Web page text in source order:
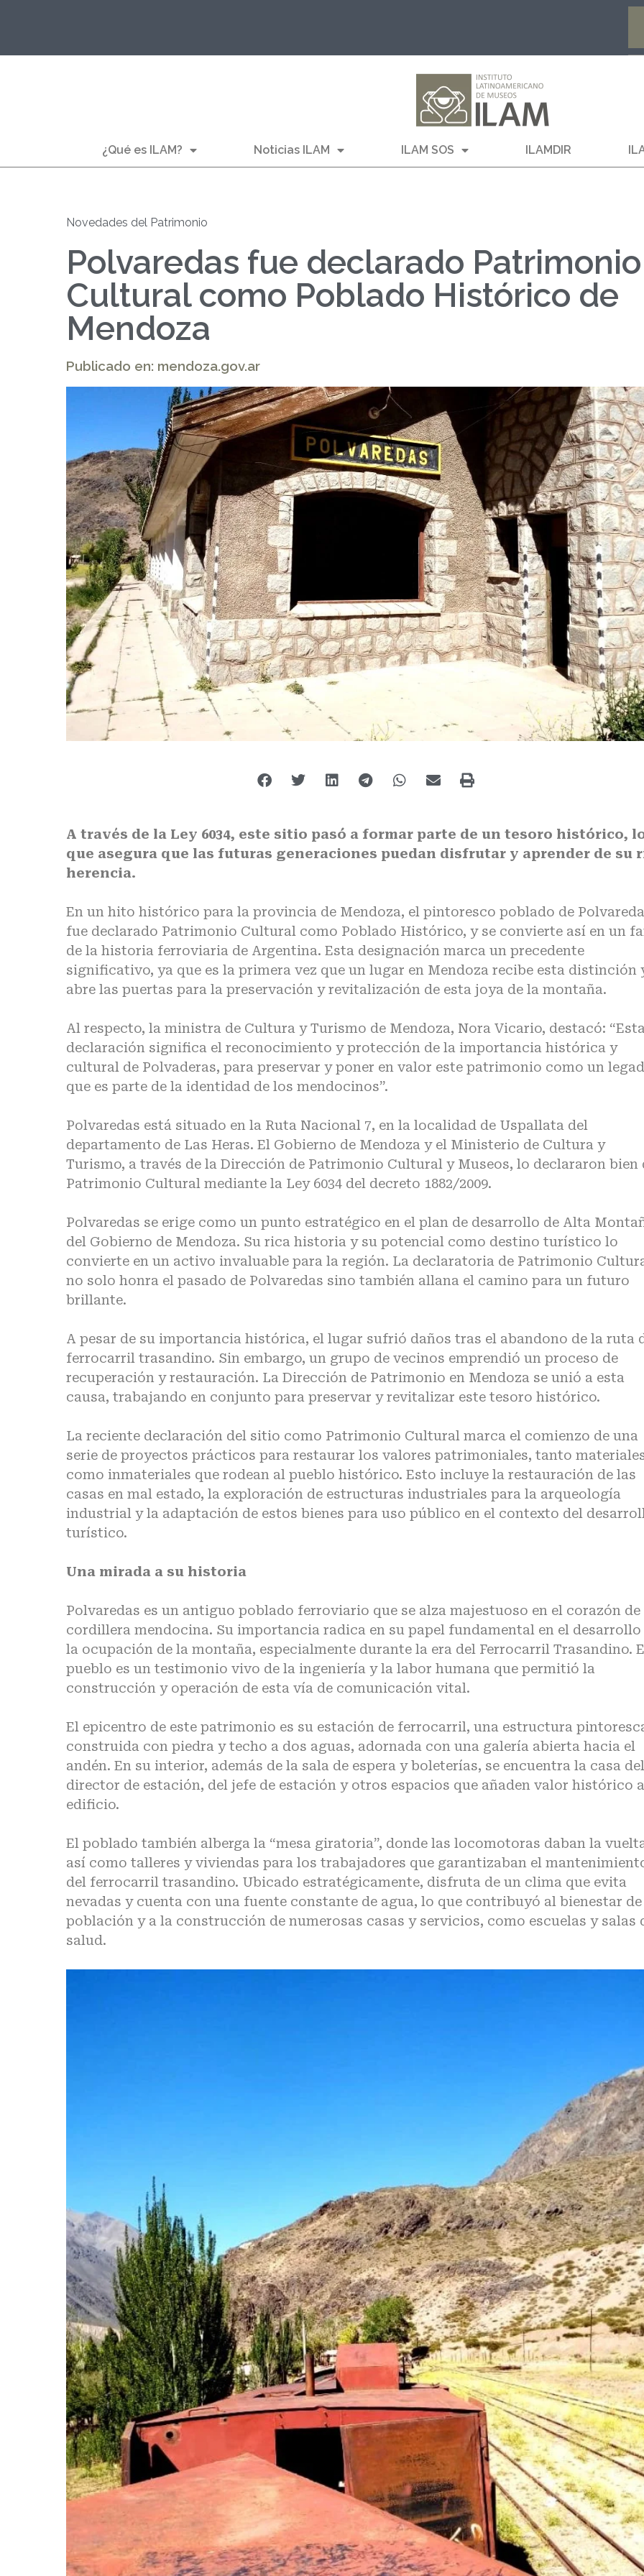
¿Qué es ILAM? Noticias ILAM ILAM SOS ILAMDIR
Novedades del Patrimonio
Polvaredas fue declarado Patrimonio
Cultural como Poblado Histórico de
Mendoza
Publicado en: mendoza.gov.ar
A través de la Ley 6034, este sitio pasó a formar parte de un tesoro histórico,
que asegura que las futuras generaciones puedan disfrutar y aprender de su
herencia.
En un hito histórico para la provincia de Mendoza, el pintoresco poblado de
fue declarado Patrimonio Cultural como Poblado Histórico, y se convierte así en un
de la historia ferroviaria de Argentina. Esta designación marca un precedente
significativo, ya que es la primera vez que un lugar en Mendoza recibe esta distinción
abre las puertas para la preservación y revitalización de esta joya de la montaña.
Al respecto, la ministra de Cultura y Turismo de Mendoza, Nora Vicario, destacó: “Esta
declaración significa el reconocimiento y protección de la importancia histórica y
cultural de Polvaderas, para preservar y poner en valor este patrimonio como un
que es parte de la identidad de los mendocinos”.
Polvaredas está situado en la Ruta Nacional 7, en la localidad de Uspallata del
departamento de Las Heras. El Gobierno de Mendoza y el Ministerio de Cultura y
Turismo, a través de la Dirección de Patrimonio Cultural y Museos, lo declararon bien
Patrimonio Cultural mediante la Ley 6034 del decreto 1882/2009.
Polvaredas se erige como un punto estratégico en el plan de desarrollo de Alta
del Gobierno de Mendoza. Su rica historia y su potencial como destino turístico lo
convierte en un activo invaluable para la región. La declaratoria de Patrimonio
no solo honra el pasado de Polvaredas sino también allana el camino para un futuro
brillante.
A pesar de su importancia histórica, el lugar sufrió daños tras el abandono de la ruta
ferrocarril trasandino. Sin embargo, un grupo de vecinos emprendió un proceso de
recuperación y restauración. La Dirección de Patrimonio en Mendoza se unió a esta
causa, trabajando en conjunto para preservar y revitalizar este tesoro histórico.
La reciente declaración del sitio como Patrimonio Cultural marca el comienzo de una
serie de proyectos prácticos para restaurar los valores patrimoniales, tanto
como inmateriales que rodean al pueblo histórico. Esto incluye la restauración de las
casas en mal estado, la exploración de estructuras industriales para la arqueología
industrial y la adaptación de estos bienes para uso público en el contexto del
turístico.
Una mirada a su historia
Polvaredas es un antiguo poblado ferroviario que se alza majestuoso en el corazón de
cordillera mendocina. Su importancia radica en su papel fundamental en el desarrollo
la ocupación de la montaña, especialmente durante la era del Ferrocarril Trasandino.
pueblo es un testimonio vivo de la ingeniería y la labor humana que permitió la
construcción y operación de esta vía de comunicación vital.
El epicentro de este patrimonio es su estación de ferrocarril, una estructura
construida con piedra y techo a dos aguas, adornada con una galería abierta hacia el
andén. En su interior, además de la sala de espera y boleterías, se encuentra la casa del
director de estación, del jefe de estación y otros espacios que añaden valor histórico
edificio.
El poblado también alberga la “mesa giratoria”, donde las locomotoras daban la
así como talleres y viviendas para los trabajadores que garantizaban el
del ferrocarril trasandino. Ubicado estratégicamente, disfruta de un clima que evita
nevadas y cuenta con una fuente constante de agua, lo que contribuyó al bienestar de
población y a la construcción de numerosas casas y servicios, como escuelas y salas
salud.